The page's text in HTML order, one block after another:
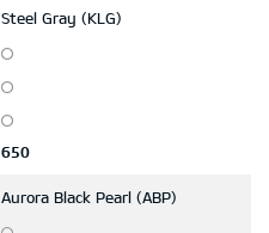
Steel Gray (KLG)
650
Aurora Black Pearl (ABP)